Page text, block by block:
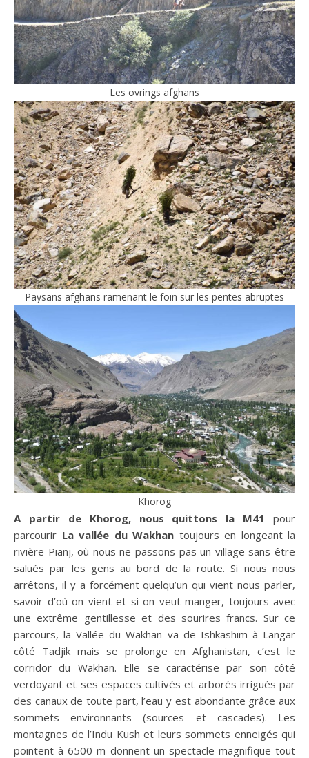
Les ovrings afghans
Paysans afghans ramenant le foin sur les pentes abruptes
Khorog
A partir de Khorog, nous quittons la M41
pour
parcourir La vallée du Wakhan toujours en longeant la
rivière Pianj, où nous ne passons pas un village sans être
salués par les gens au bord de la route. Si nous nous
arrêtons, il y a forcément quelqu’un qui vient nous parler,
savoir d’où on vient et si on veut manger, toujours avec
une extrême gentillesse et des sourires francs. Sur ce
parcours, la Vallée du Wakhan va de Ishkashim à Langar
côté Tadjik mais se prolonge en Afghanistan, c’est le
corridor du Wakhan. Elle se caractérise par son côté
verdoyant et ses espaces cultivés et arborés irrigués par
des canaux de toute part, l’eau y est abondante grâce aux
sommets environnants (sources et cascades). Les
montagnes de l’Indu Kush et leurs sommets enneigés qui
pointent à 6500 m donnent un spectacle magnifique tout